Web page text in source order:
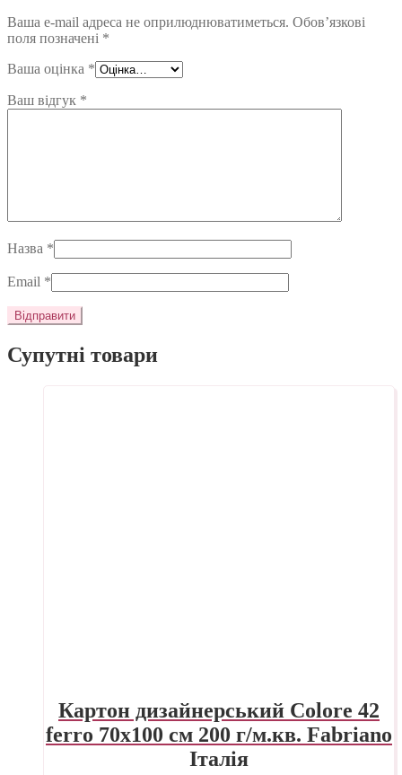
Ваша e-mail адреса не оприлюднюватиметься. Обов’язкові
поля позначені *
Ваша оцінка *
Ваш відгук *
Назва *
Email *
Супутні товари
Картон дизайнерський Colore 42
ferro 70х100 см 200 г/м.кв. Fabriano
Італія